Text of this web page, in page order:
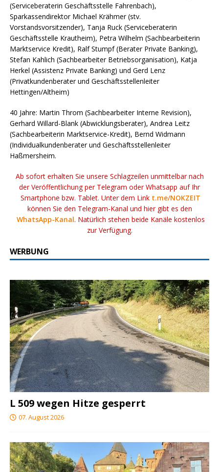
(Serviceberaterin Geschäftsstelle Fahrenbach),
Sparkassendirektor Michael Krähmer (stv.
Vorstandsvorsitzender), Tanja Ruck (Serviceberaterin
Geschäftsstelle Krautheim), Petra Wilhelm (Sachbearbeiterin
Marktservice Kredit), Ralf Stumpf (Berater Private Banking),
Stefan Kahlich (Sachbearbeiter Betriebsorganisation), Katja
Herkel (Assistenz Private Banking) und Gerd Lenz
(Privatkundenberater und Geschäftsstellenleiter
Hettingen/Altheim)
40 Jahre: Martin Throm (Sachbearbeiter Interne Revision),
Gerhard Willard-Blank (Abwicklungsberater), Andrea Leitz
(Sachbearbeiterin Marktservice-Kredit), Bernd Widmann
(Individualkundenberater und Geschäftsstellenleiter
Haßmersheim.
Ab sofort erhalten Sie unsere Schlagzeilen unmittelbar nach
der Veröffentlichung per Telegram oder Whatsapp auf Ihr
Smartphone bzw. Tablet. Unter dem Link t.me/NOKZEIT
können Sie den Telegram-Kanal und hier gibt es den
WhatsApp-Kanal. Natürlich stehen beide Kanäle kostenlos
zur Verfügung.
WERBUNG
L 509 wegen Hitze gesperrt
07. August 2026